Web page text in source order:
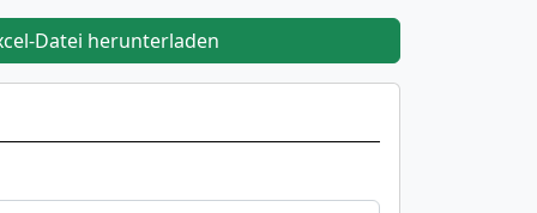
Datei herunterladen